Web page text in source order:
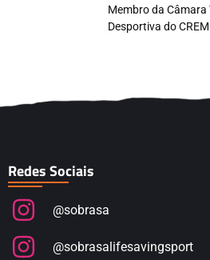
Membro da Câmara
Desportiva do
Redes Sociais
@sobrasa
@sobrasalifesavingsport